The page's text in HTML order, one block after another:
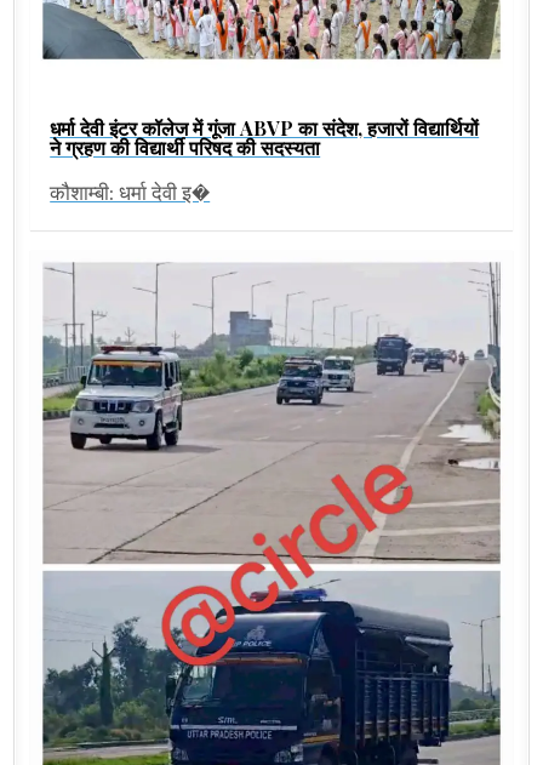
धर्मा देवी इंटर कॉलेज में गूंजा ABVP का संदेश, हजारों विद्यार्थियों
ने ग्रहण की विद्यार्थी परिषद की सदस्यता
कौशाम्बी: धर्मा देवी इ�